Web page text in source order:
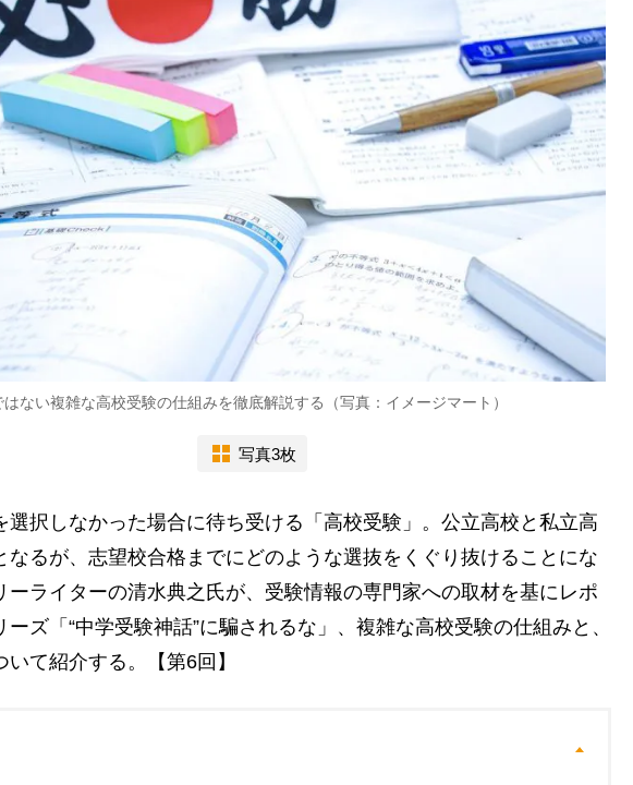
ない複雑な高校受験の仕組みを徹底解説する（写真：イメージマート）
写真3枚
択しなかった場合に待ち受ける「高校受験」。公立高校と私立高
なるが、志望校合格までにどのような選抜をくぐり抜けることにな
ーライターの清水典之氏が、受験情報の専門家への取材を基にレポ
ーズ「“中学受験神話”に騙されるな」、複雑な高校受験の仕組みと、
いて紹介する。【第6回】